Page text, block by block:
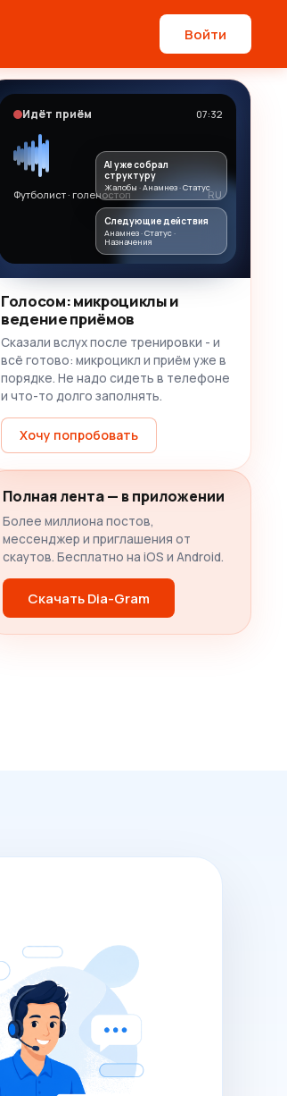
Войти
Идёт приём 07:32
Футболист · голеностоп RU
AI уже собрал
структуру
Жалобы · Анамнез · Статус
Следующие действия
Анамнез · Статус ·
Назначения
Голосом: микроциклы и
ведение приёмов
Сказали вслух после тренировки - и
всё готово: микроцикл и приём уже в
порядке. Не надо сидеть в телефоне
и что-то долго заполнять.
Хочу попробовать
Полная лента — в приложении
Более миллиона постов,
мессенджер и приглашения от
скаутов. Бесплатно на iOS и Android.
Скачать Dia-Gram